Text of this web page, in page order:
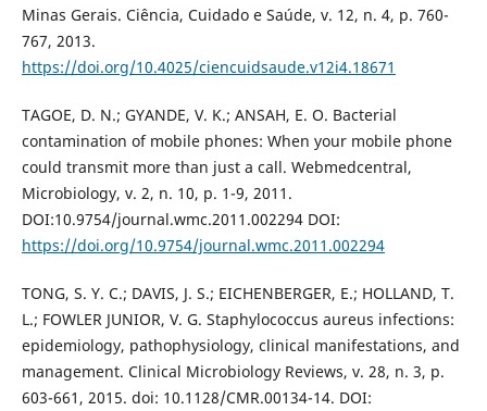
Minas Gerais. Ciência, Cuidado e Saúde, v. 12, n. 4, p. 760-
767, 2013.
https://doi.org/10.4025/ciencuidsaude.v12i4.18671
TAGOE, D. N.; GYANDE, V. K.; ANSAH, E. O. Bacterial
contamination of mobile phones: When your mobile phone
could transmit more than just a call. Webmedcentral,
Microbiology, v. 2, n. 10, p. 1-9, 2011.
DOI:10.9754/journal.wmc.2011.002294 DOI:
https://doi.org/10.9754/journal.wmc.2011.002294
TONG, S. Y. C.; DAVIS, J. S.; EICHENBERGER, E.; HOLLAND, T.
L.; FOWLER JUNIOR, V. G. Staphylococcus aureus infections:
epidemiology, pathophysiology, clinical manifestations, and
management. Clinical Microbiology Reviews, v. 28, n. 3, p.
603-661, 2015. doi: 10.1128/CMR.00134-14. DOI: